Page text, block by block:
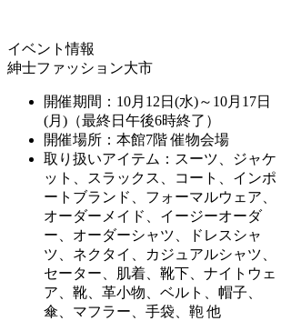
イベント情報
紳士ファッション大市
開催期間：10月12日(水)～10月17日
(月)（最終日午後6時終了）
開催場所：本館7階 催物会場
取り扱いアイテム：スーツ、ジャケ
ット、スラックス、コート、インポ
ートブランド、フォーマルウェア、
オーダーメイド、イージーオーダ
ー、オーダーシャツ、ドレスシャ
ツ、ネクタイ、カジュアルシャツ、
セーター、肌着、靴下、ナイトウェ
ア、靴、革小物、ベルト、帽子、
傘、マフラー、手袋、鞄 他